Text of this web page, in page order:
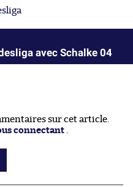
avec Schalke 04
sur cet article.
connectant .